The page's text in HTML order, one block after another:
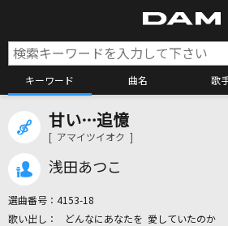
キーワード 曲名 歌
甘い…追憶
[ アマイツイオク ]
浅田あつこ
選曲番号： 4153-18
どんなにあなたを 愛していたのか